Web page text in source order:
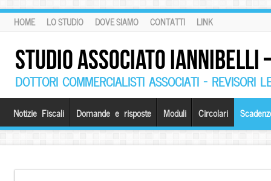
HOME LO STUDIO DOVE SIAMO CONTATTI LINK
STUDIO ASSOCIATO
DOTTORI COMMERCIALISTI ASSOCIATI – REVISORI
Notizie Fiscali Domande e risposte Moduli Circolari